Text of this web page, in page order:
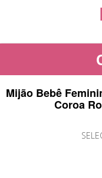
Mijão Bebê
Coroa